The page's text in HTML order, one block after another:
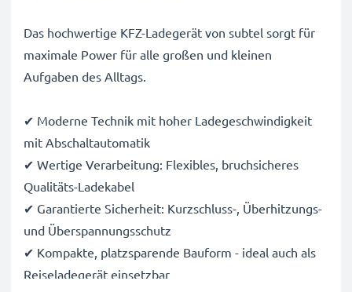
Das hochwertige KFZ-Ladegerät von subtel sorgt für
maximale Power für alle großen und kleinen
Aufgaben des Alltags.
✔ Moderne Technik mit hoher Ladegeschwindigkeit
mit Abschaltautomatik
✔ Wertige Verarbeitung: Flexibles, bruchsicheres
Qualitäts-Ladekabel
✔ Garantierte Sicherheit: Kurzschluss-, Überhitzungs-
und Überspannungsschutz
✔ Kompakte, platzsparende Bauform - ideal auch als
Reiseladegerät einsetzbar